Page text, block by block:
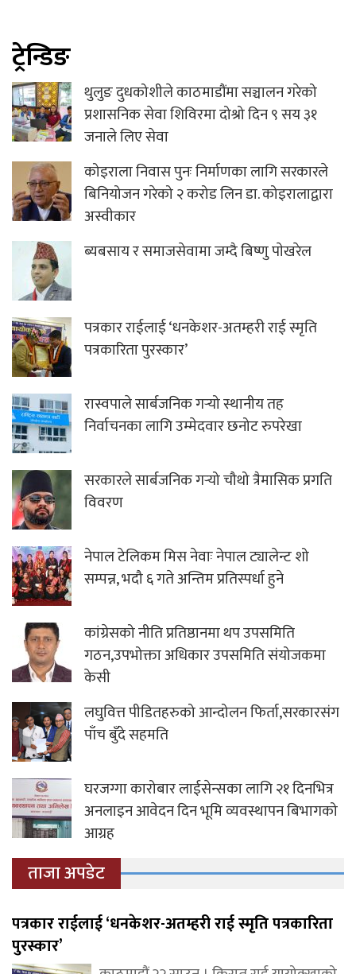
ट्रेन्डिङ
थुलुङ दुधकोशीले काठमाडौंमा सञ्चालन गरेको
प्रशासनिक सेवा शिविरमा दोश्रो दिन ९ सय ३१
जनाले लिए सेवा
कोइराला निवास पुनः निर्माणका लागि सरकारले
बिनियोजन गरेको २ करोड लिन डा. कोइरालाद्वारा
अस्वीकार
ब्यबसाय र समाजसेवामा जम्दै बिष्णु पाेखरेल
पत्रकार राईलाई ‘धनकेशर-अतम्हरी राई स्मृति
पत्रकारिता पुरस्कार’
रास्वपाले सार्बजनिक गर्‍यो स्थानीय तह
निर्वाचनका लागि उम्मेदवार छनोट रुपरेखा
सरकारले सार्बजनिक गर्‍यो चौथो त्रैमासिक प्रगति
विवरण
नेपाल टेलिकम मिस नेवाः नेपाल ट्यालेन्ट शो
सम्पन्न, भदौ ६ गते अन्तिम प्रतिस्पर्धा हुने
कांग्रेसको नीति प्रतिष्ठानमा थप उपसमिति
गठन,उपभोक्ता अधिकार उपसमिति संयोजकमा
केसी
लघुवित्त पीडितहरुको आन्दोलन फिर्ता,सरकारसंग
पाँच बुँदे सहमति
घरजग्गा कारोबार लाईसेन्सका लागि २१ दिनभित्र
अनलाइन आवेदन दिन भूमि व्यवस्थापन बिभागको
आग्रह
ताजा अपडेट
पत्रकार राईलाई ‘धनकेशर-अतम्हरी राई स्मृति पत्रकारिता
पुरस्कार’